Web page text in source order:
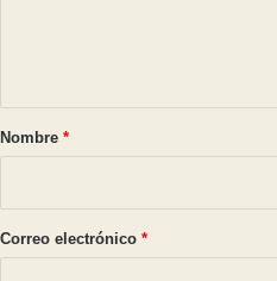
r
*
Nombre *
Correo electrónico *